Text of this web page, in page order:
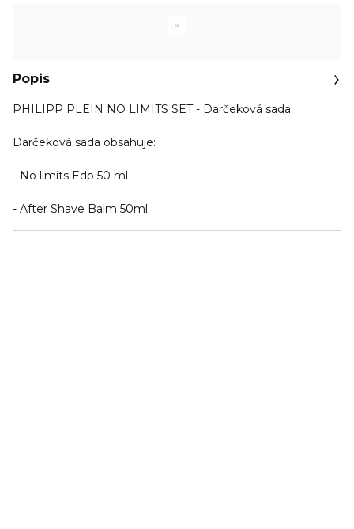
Popis
PHILIPP PLEIN NO LIMITS SET - Darčeková sada
Darčeková sada obsahuje:
- No limits Edp 50 ml
- After Shave Balm 50ml.